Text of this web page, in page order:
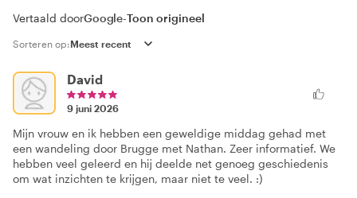
Vertaald doorGoogle-Toon origineel
Sorteren op:
David
9 juni 2026
Mijn vrouw en ik hebben een geweldige middag gehad met
een wandeling door Brugge met Nathan. Zeer informatief. We
hebben veel geleerd en hij deelde net genoeg geschiedenis
om wat inzichten te krijgen, maar niet te veel. :)